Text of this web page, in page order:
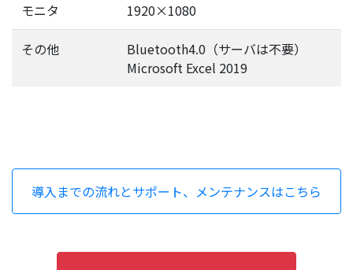
モニタ 1920×1080
その他
Bluetooth4.0（サーバは不要）
Microsoft Excel 2019
導入までの流れとサポート、メンテナンスはこちら